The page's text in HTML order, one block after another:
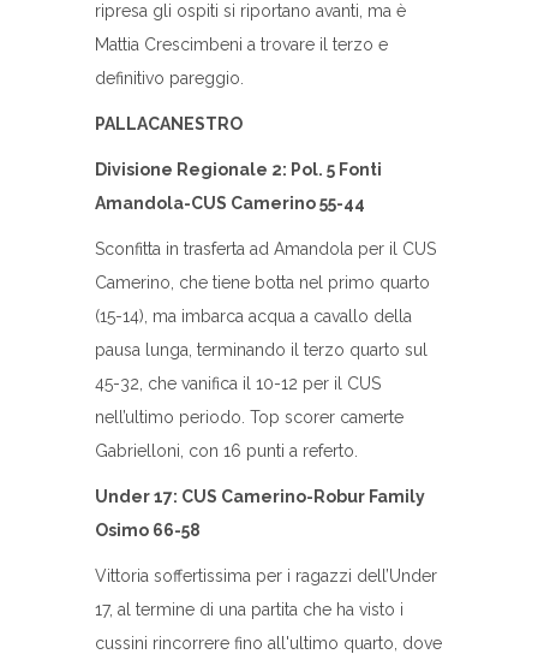
ripresa gli ospiti si riportano avanti, ma è
Mattia Crescimbeni a trovare il terzo e
definitivo pareggio.
PALLACANESTRO
Divisione Regionale 2: Pol. 5 Fonti
Amandola-CUS Camerino 55-44
Sconfitta in trasferta ad Amandola per il CUS
Camerino, che tiene botta nel primo quarto
(15-14), ma imbarca acqua a cavallo della
pausa lunga, terminando il terzo quarto sul
45-32, che vanifica il 10-12 per il CUS
nell’ultimo periodo. Top scorer camerte
Gabrielloni, con 16 punti a referto.
Under 17: CUS Camerino-Robur Family
Osimo 66-58
Vittoria soffertissima per i ragazzi dell’Under
17, al termine di una partita che ha visto i
cussini rincorrere fino all'ultimo quarto, dove